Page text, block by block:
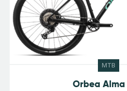
MTB
Orbea Alma